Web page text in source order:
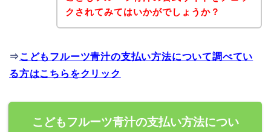
クされてみてはいかがでしょうか？
⇒ こどもフルーツ青汁の支払い方法について調べてい
る方はこちらをクリック
こどもフルーツ青汁の支払い方法につい